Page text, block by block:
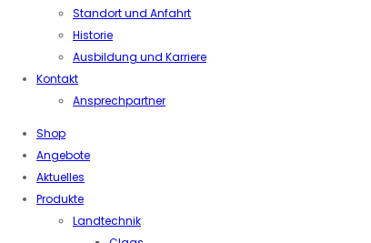
Standort und Anfahrt
Historie
Ausbildung und Karriere
Kontakt
Ansprechpartner
Shop
Angebote
Aktuelles
Produkte
Landtechnik